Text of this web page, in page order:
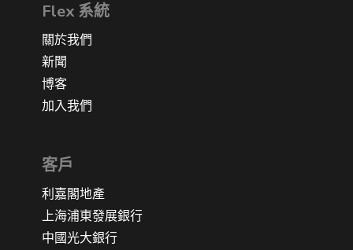
Flex 系統
關於我們
新聞
博客
加入我們
客戶
利嘉閣地產
上海浦東發展銀行
中國光大銀行